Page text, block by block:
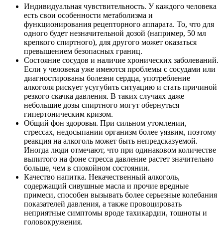
Индивидуальная чувствительность. У каждого человека
есть свои особенности метаболизма и
функционирования рецепторного аппарата. То, что для
одного будет незначительной дозой (например, 50 мл
крепкого спиртного), для другого может оказаться
превышением безопасных границ.
Состояние сосудов и наличие хронических заболеваний.
Если у человека уже имеются проблемы с сосудами или
диагностированы болезни сердца, употребление
алкоголя рискует усугубить ситуацию и стать причиной
резкого скачка давления. В таких случаях даже
небольшие дозы спиртного могут обернуться
гипертоническим кризом.
Общий фон здоровья. При сильном утомлении,
стрессах, недосыпании организм более уязвим, поэтому
реакция на алкоголь может быть непредсказуемой.
Иногда люди отмечают, что при одинаковом количестве
выпитого на фоне стресса давление растет значительно
больше, чем в спокойном состоянии.
Качество напитка. Некачественный алкоголь,
содержащий сивушные масла и прочие вредные
примеси, способен вызывать более серьезные колебания
показателей давления, а также провоцировать
неприятные симптомы вроде тахикардии, тошноты и
головокружения.